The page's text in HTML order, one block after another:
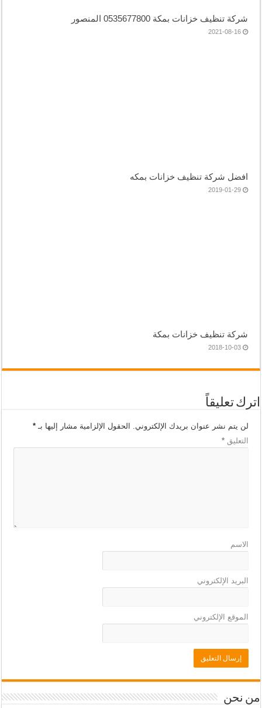
شركة تنظيف خزانات بمكة 0535677800 المنصور
2021-08-16
افضل شركة تنظيف خزانات بمكه
2019-01-29
شركة تنظيف خزانات بمكة
2018-10-03
اترك تعليقاً
لن يتم نشر عنوان بريدك الإلكتروني. الحقول الإلزامية مشار إليها بـ*
التعليق*
الاسم
البريد الإلكتروني
الموقع الإلكتروني
من نحن